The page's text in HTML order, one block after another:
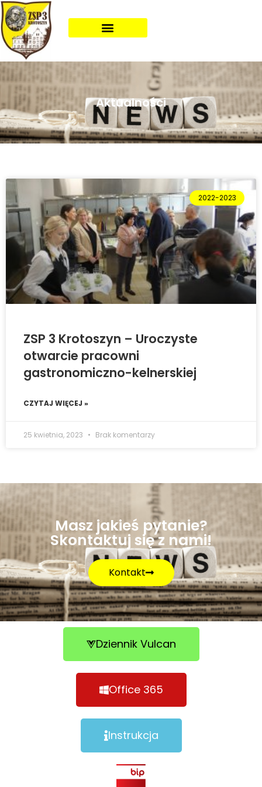
Aktualności
2022-2023
ZSP 3 Krotoszyn – Uroczyste
otwarcie pracowni
gastronomiczno-kelnerskiej
CZYTAJ WIĘCEJ »
25 kwietnia, 2023 Brak komentarzy
Masz jakieś pytanie?
Skontaktuj się z nami!
Kontakt
Dziennik Vulcan
Office 365
Instrukcja